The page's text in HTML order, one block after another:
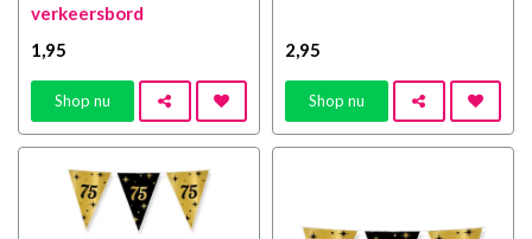
verkeersbord
1 ,95
Shop nu
2 ,95
Shop nu